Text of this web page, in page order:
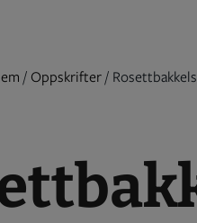
/ Oppskrifter/ Rosettbakkels